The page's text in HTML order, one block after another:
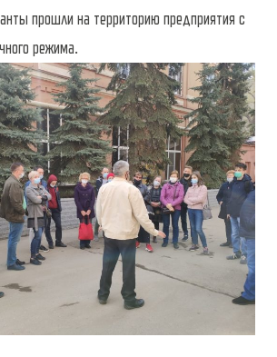
прошли на территорию предприятия с
режима.